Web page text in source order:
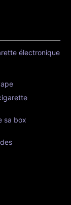
électronique
sa box